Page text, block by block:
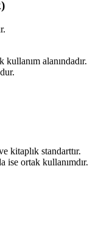
alanındadır.
kitaplık standarttır.
ise ortak kullanımdır.